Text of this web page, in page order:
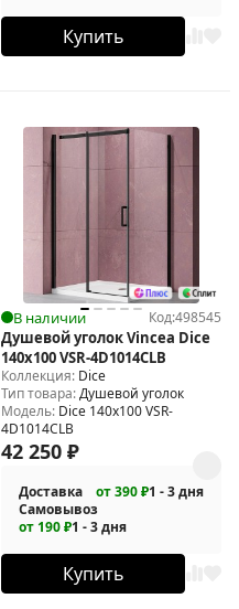
Купить
В наличии Код:498545
Душевой уголок Vincea Dice
140x100 VSR-4D1014CLB
Коллекция: Dice
Тип товара:Душевой уголок
Модель: Dice 140x100 VSR-
4D1014CLB
42 250 ₽
Доставка от 390 ₽1 - 3 дня
Самовывоз
от 190 ₽1 - 3 дня
Купить